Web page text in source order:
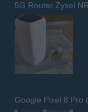
5G Router Zyxel
Google Pixel 8 Pro